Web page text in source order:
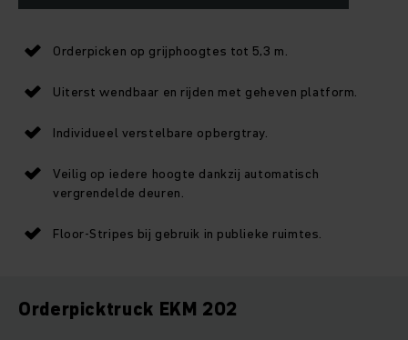
Orderpicken op grijphoogtes tot 5,3 m.
Uiterst wendbaar en rijden met geheven platform.
Individueel verstelbare opbergtray.
Veilig op iedere hoogte dankzij automatisch
vergrendelde deuren.
Floor-Stripes bij gebruik in publieke ruimtes.
Orderpicktruck EKM 202